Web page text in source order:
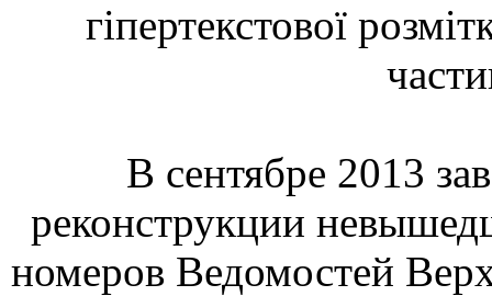
гіпертекстової
В сентябре 2013
реконструкции
номеров Ведомостей